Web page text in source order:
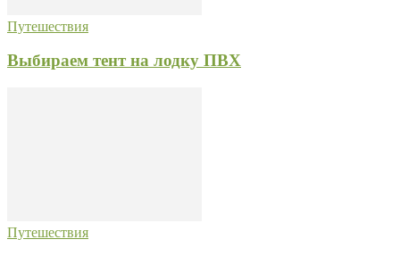
Путешествия
Выбираем тент на лодку ПВХ
Путешествия